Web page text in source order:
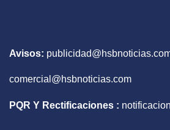
Avisos:
comercial@hsbnoticias.com
PQR Y Rectificaciones :